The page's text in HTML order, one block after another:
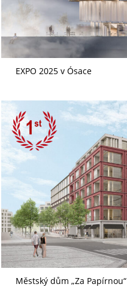
EXPO 2025 v Ósace
Městský dům „Za Papírnou“